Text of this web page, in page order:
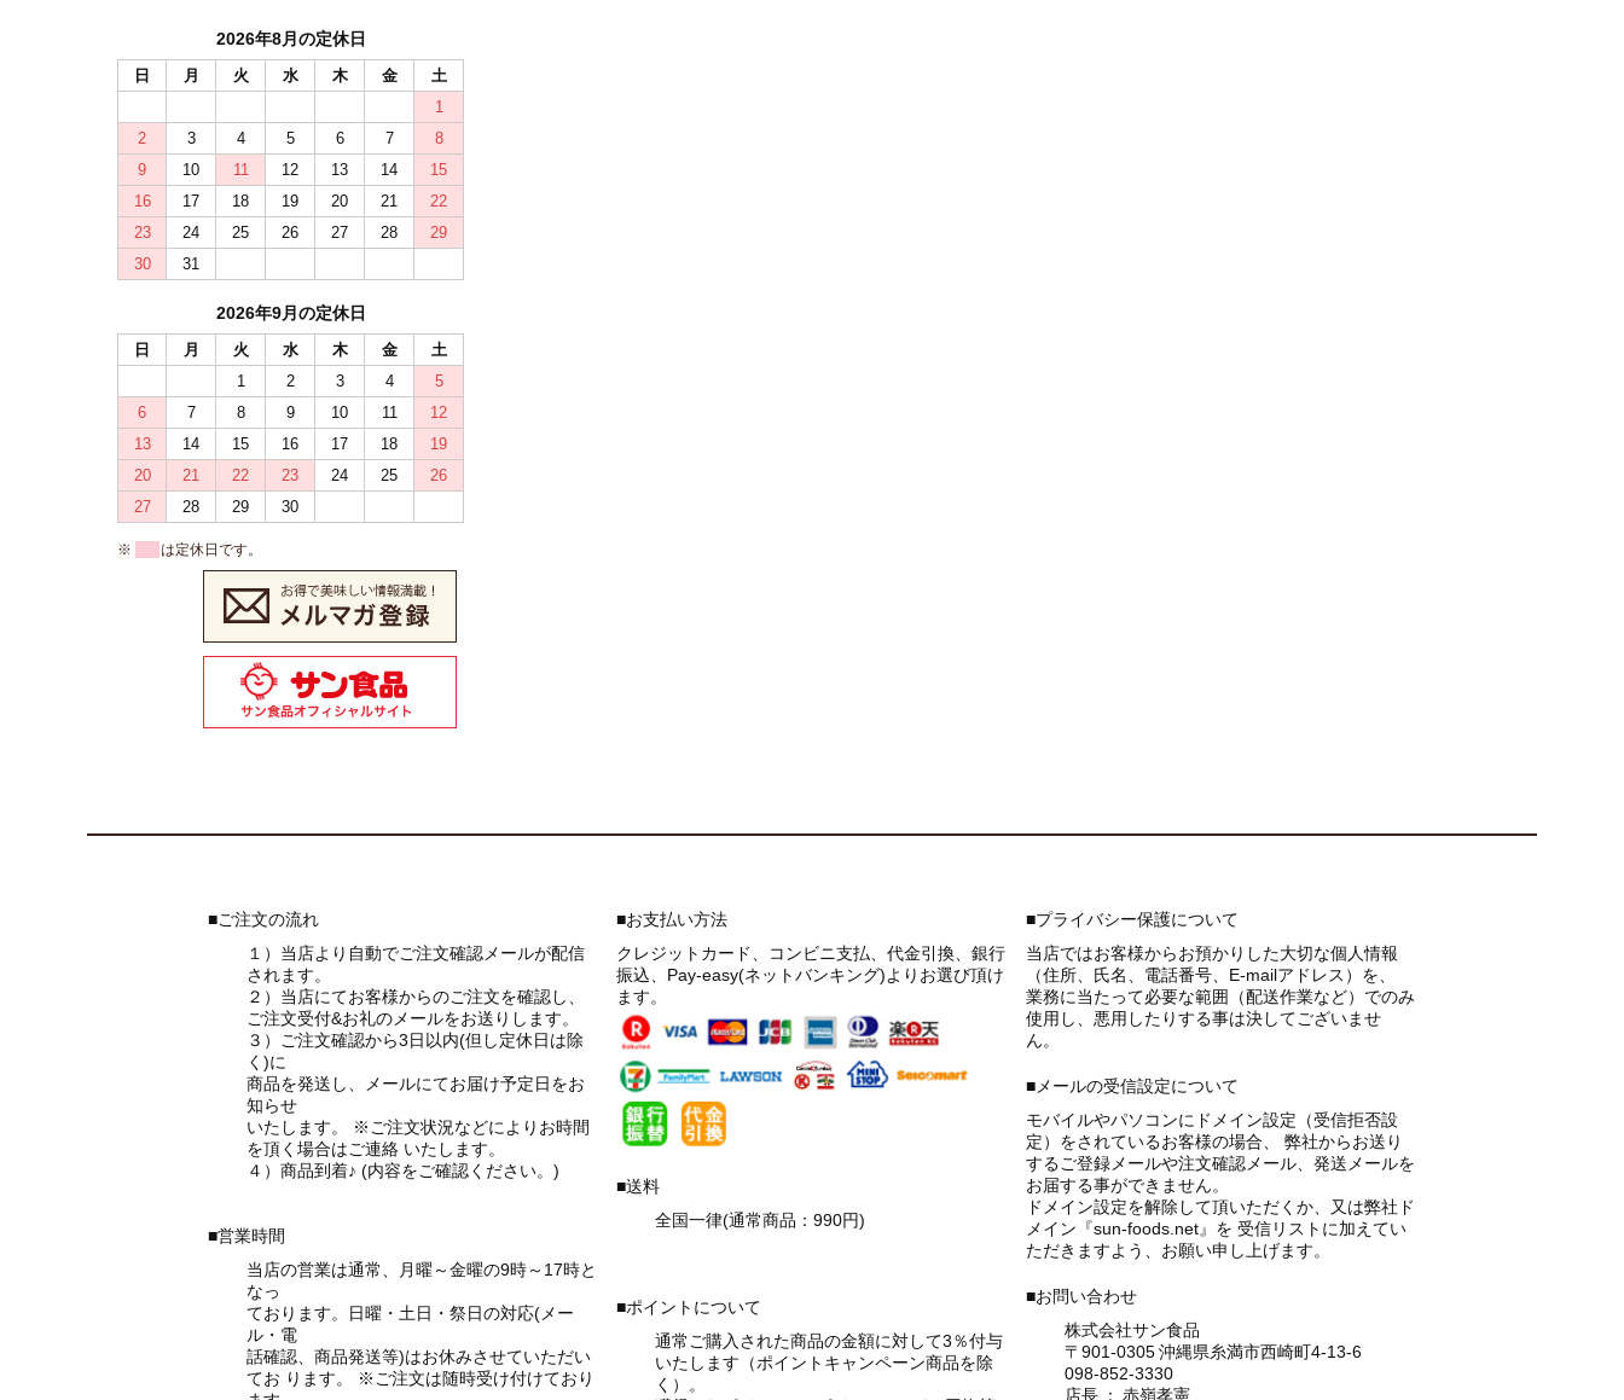
2026年8月の定休日
日 月 火 水 木 金
土
1
2
3 4 5 6 7
8
9
10 11 12 13 14
15
16
17 18 19 20 21
22
23
24 25 26 27 28
29
30
31
2026年9月の定休日
日 月 火 水 木 金
土
1
2 3 4
5
6
7 8 9 10 11
12
13
14 15 16 17 18
19
20
21 22 23 24 25
26
27
28 29 30
■ご注文の流れ
１）当店より自動でご注文確認メールが配信
されます。
２）当店にてお客様からのご注文を確認し、
ご注文受付&お礼のメールをお送りします。
３）ご注文確認から3日以内(但し定休日は除
く)に
商品を発送し、メールにてお届け予定日をお
知らせ
いたします。
※ご注文状況などによりお時間
を頂く場合はご連絡 いたします。
４）商品到着♪ (内容をご確認ください。)
■営業時間
当店の営業は通常、月曜～金曜の9時～17時と
なっ
ております。日曜・土日・祭日の対応(メー
ル・電
話確認、商品発送等)はお休みさせていただい
てお ります。
※ご注文は随時受け付けており
■お支払い方法
クレジットカード、コンビニ支払、代金引換、銀行
振込、Pay-easy(ネットバンキング)よりお選び頂け
ます。
■送料
全国一律(通常商品：990円)
■ポイントについて
通常ご購入された商品の金額に対して3％付与
いたします（ポイントキャンペーン商品を除
く）。
■プライバシー保護について
当店ではお客様からお預かりした大切な個人情報
（住所、氏名、電話番号、E-mailアドレス）を、
業務に当たって必要な範囲（配送作業など）でのみ
使用し、悪用したりする事は決してございませ
ん。
■メールの受信設定について
モバイルやパソコンにドメイン設定（受信拒否設
定）をされているお客様の場合、 弊社からお送り
するご登録メールや注文確認メール、発送メールを
お届する事ができません。
ドメイン設定を解除して頂いただくか、又は弊社ド
メイン『sun-foods.net』を 受信リストに加えてい
ただきますよう、お願い申し上げます。
■お問い合わせ
株式会社サン食品
〒901-0305 沖縄県糸満市西崎町4-13-6
098-852-3330
店長 ： 赤嶺孝憲